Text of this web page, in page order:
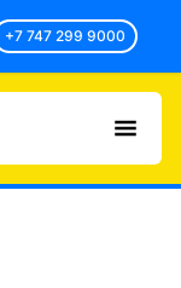
+7 747 299 9000